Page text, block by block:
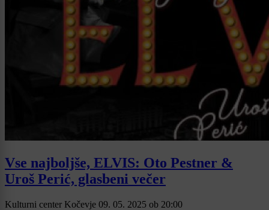
Vse najboljše, ELVIS: Oto Pestner &
Uroš Perić, glasbeni večer
Kulturni center Kočevje 09. 05. 2025 ob 20:00